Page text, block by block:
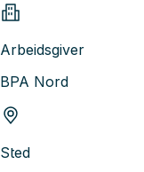
Arbeidsgiver
BPA Nord
Sted